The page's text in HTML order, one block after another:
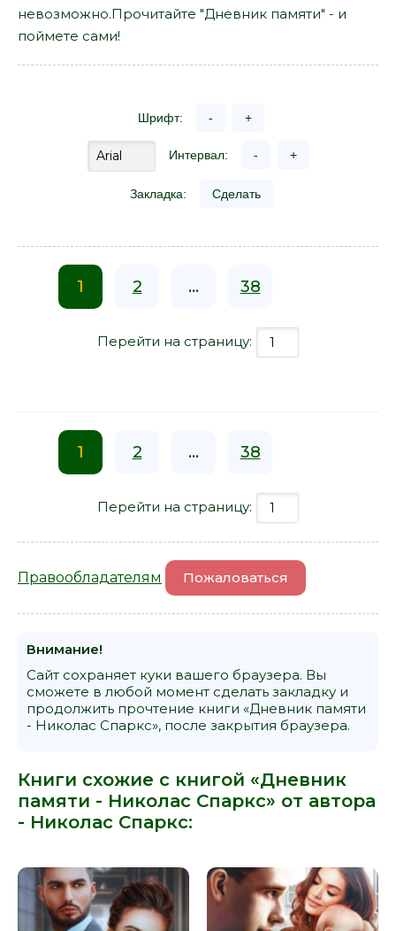
невозможно.Прочитайте "Дневник памяти" - и
поймете сами!
Шрифт: - +
Интервал: - +
Закладка: Сделать
1 2 ... 38
Перейти на страницу:
1 2 ... 38
Перейти на страницу:
Правообладателям Пожаловаться
Внимание!
Сайт сохраняет куки вашего браузера. Вы
сможете в любой момент сделать закладку и
продолжить прочтение книги «Дневник памяти
- Николас Спаркс», после закрытия браузера.
Книги схожие с книгой «Дневник
памяти - Николас Спаркс» от автора
- Николас Спаркс: